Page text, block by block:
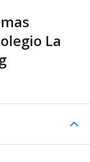
La